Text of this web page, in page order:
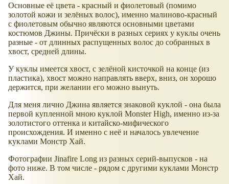
Основные её цвета - красный и фиолетовый (помимо
золотой кожи и зелёных волос), именно малиново-красный
с фиолетовым обычно являются основными цветами
костюмов Джины. Причёски в разных сериях у куклы очень
разные - от длинных распущенных волос до собранных в
хвост, средней длины.
У куклы имеется хвост, с зелёной кисточкой на конце (из
пластика), хвост можно направлять вверх, вниз, он хорошо
держится, при желании его можно вынуть.
Для меня лично Джина является знаковой куклой - она была
первой купленной мною куклой Monster High, именно из-за
золотистого оттенка и китайско-мифического
происхождения. И именно с неё и началось увлечение
куклами Монстр Хай.
Фотографии Jinafire Long из разных серий-выпусков - на
фото ниже. В том числе - рядом с другими куклами Монстр
Хай.